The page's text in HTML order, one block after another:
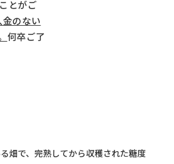
とがご
のない
何卒ご了
畑で、完熟してから収穫された糖度